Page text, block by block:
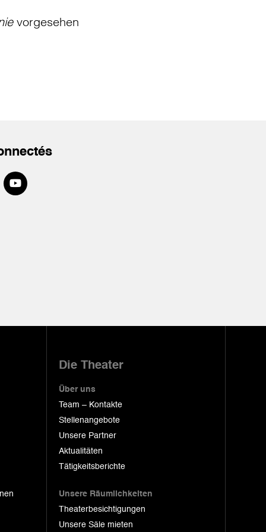
vorgesehen
Die Theater
Über uns
Team – Kontakte
Stellenangebote
Unsere Partner
Aktualitäten
Tätigkeitsberichte
Unsere Räumlichkeiten
Theaterbesichtigungen
Unsere Säle mieten